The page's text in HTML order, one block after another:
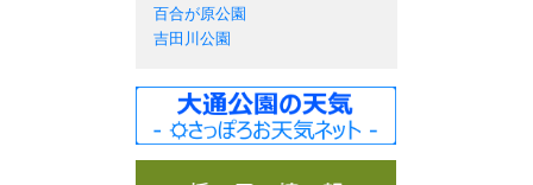
百合が原公園
吉田川公園